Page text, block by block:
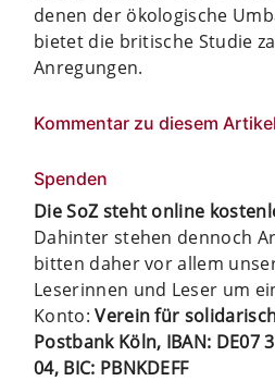
denen der ökologische
bietet die britische Studie
Anregungen.
Kommentar zu diesem
Spenden
Die SoZ steht online
Dahinter stehen dennoch
bitten daher vor allem
Leserinnen und Leser um
Konto:Verein für
Postbank Köln, IBAN: DE07
04, BIC: PBNKDEFF